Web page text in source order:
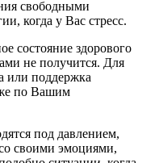
свободными
когда у Вас стресс.
состояние здорового
не получится. Для
или поддержка
по Вашим
под давлением,
своими эмоциями,